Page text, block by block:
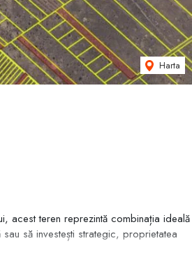
Harta
acest teren reprezintă combinația ideală
să investești strategic, proprietatea